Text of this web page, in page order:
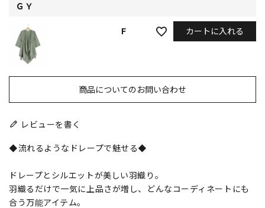
ＧＹ
F カートに入れる
商品についてのお問い合わせ
レビューを書く
◆流れるようなドレープで魅せる◆
ドレープとシルエットが美しい羽織り。
羽織るだけで一気に上品さが増し、どんなコーディネートにも
合う万能アイテム。